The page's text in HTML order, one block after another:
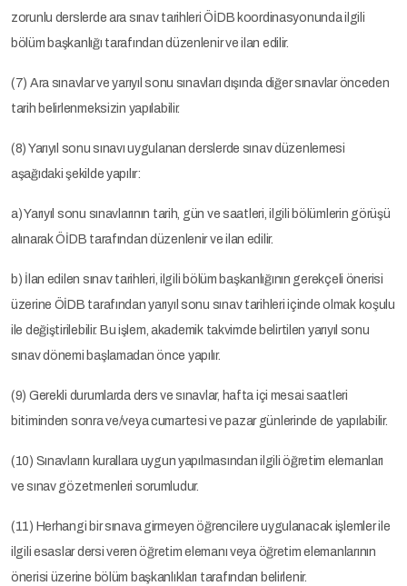
zorunlu derslerde ara sınav tarihleri ÖİDB koordinasyonunda ilgili
bölüm başkanlığı tarafından düzenlenir ve ilan edilir.
(7) Ara sınavlar ve yarıyıl sonu sınavları dışında diğer sınavlar önceden
tarih belirlenmeksizin yapılabilir.
(8) Yarıyıl sonu sınavı uygulanan derslerde sınav düzenlemesi
aşağıdaki şekilde yapılır:
a) Yarıyıl sonu sınavlarının tarih, gün ve saatleri, ilgili bölümlerin görüşü
alınarak ÖİDB tarafından düzenlenir ve ilan edilir.
b) İlan edilen sınav tarihleri, ilgili bölüm başkanlığının gerekçeli önerisi
üzerine ÖİDB tarafından yarıyıl sonu sınav tarihleri içinde olmak koşulu
ile değiştirilebilir. Bu işlem, akademik takvimde belirtilen yarıyıl sonu
sınav dönemi başlamadan önce yapılır.
(9) Gerekli durumlarda ders ve sınavlar, hafta içi mesai saatleri
bitiminden sonra ve/veya cumartesi ve pazar günlerinde de yapılabilir.
(10) Sınavların kurallara uygun yapılmasından ilgili öğretim elemanları
ve sınav gözetmenleri sorumludur.
(11) Herhangi bir sınava girmeyen öğrencilere uygulanacak işlemler ile
ilgili esaslar dersi veren öğretim elemanı veya öğretim elemanlarının
önerisi üzerine bölüm başkanlıkları tarafından belirlenir.